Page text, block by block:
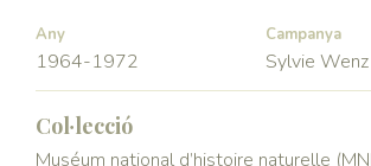
Any
1964-1972
Campanya
Sylvie Wenz
Col·lecció
Muséum national d’histoire naturelle